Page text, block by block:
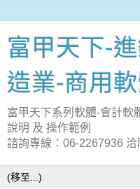
富甲天下-
造業-商用
富甲天下系列軟體-會計軟
說明 及 操作範例
諮詢專線：06-2267936 洽